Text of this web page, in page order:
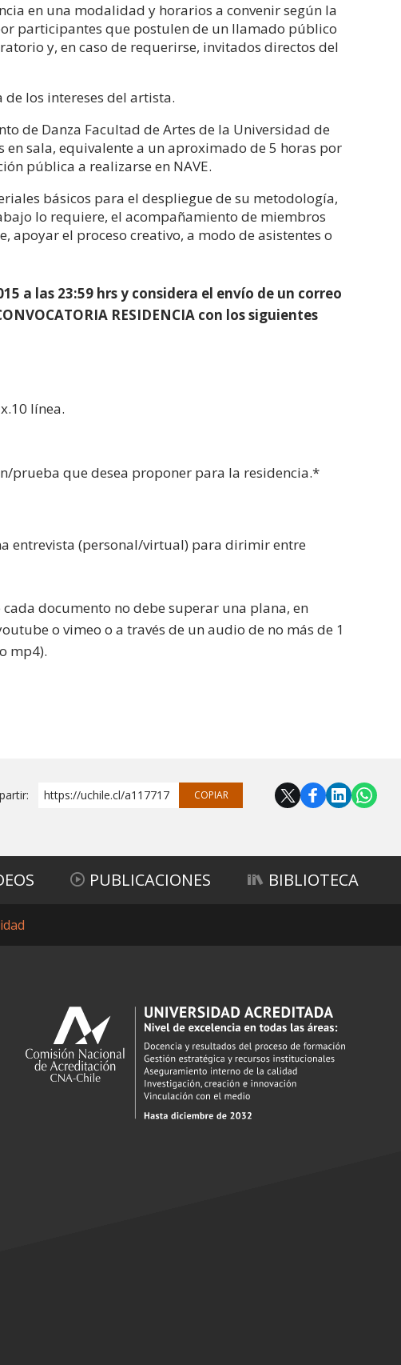
en una modalidad y horarios a convenir según la
participantes que postulen de un llamado público
y, en caso de requerirse, invitados directos del
los intereses del artista.
de Danza Facultad de Artes de la Universidad de
sala, equivalente a un aproximado de 5 horas por
pública a realizarse en NAVE.
básicos para el despliegue de su metodología,
lo requiere, el acompañamiento de miembros
el proceso creativo, a modo de asistentes o
a las 23:59 hrs y considera el envío de un correo
RESIDENCIA con los siguientes
línea.
prueba que desea proponer para la residencia.*
entrevista (personal/virtual) para dirimir entre
documento no debe superar una plana, en
o vimeo o a través de un audio de no más de 1
mp4).
https://uchile.cl/a117717 COPIAR
PUBLICACIONES BIBLIOTECA